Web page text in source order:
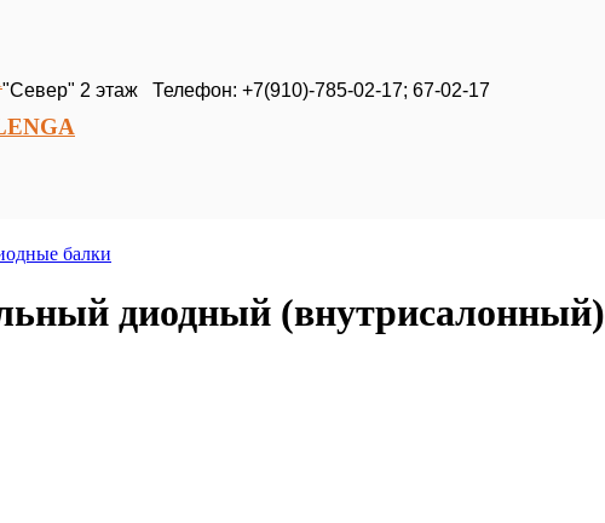
2 этаж Телефон: +7(910)-785-02-17; 67-02-17
балки
диодный (внутрисалонный)